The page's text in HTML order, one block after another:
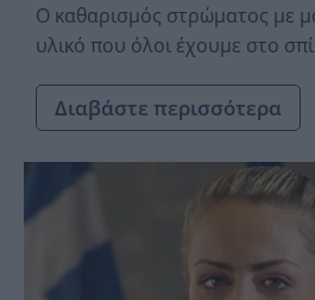
Ο καθαρισμός στρώματος με
υλικό που όλοι έχουμε στο
Διαβάστε περισσότερα